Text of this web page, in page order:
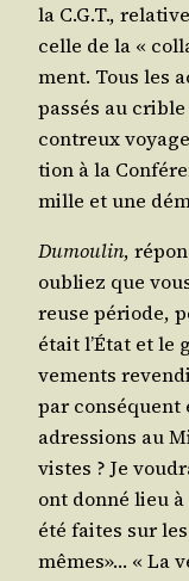
la C.G.T.,
celle de la «
ment. Tous les
pas­sés au
con­treux
tion à la
mille et une
Dumou­lin,
oubliez que
reuse période,
était l’État et le
ve­ments
par consé­quent
adres­sions au
vistes ? Je
ont don­né lieu à
été faites sur
mêmes»… « La